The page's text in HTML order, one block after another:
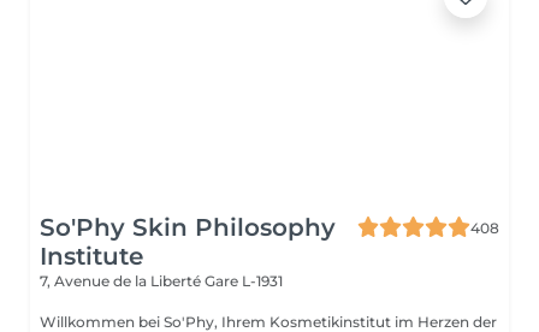
So'Phy Skin Philosophy
Institute
408
7, Avenue de la Liberté Gare L-1931
Willkommen bei So'Phy, Ihrem Kosmetikinstitut im Herzen der